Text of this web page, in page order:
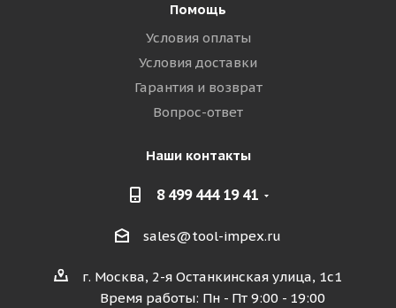
Помощь
Условия оплаты
Условия доставки
Гарантия и возврат
Вопрос-ответ
Наши контакты
8 499 444 19 41
sales@tool-impex.ru
г. Москва, 2-я Останкинская улица, 1с1
Время работы: Пн - Пт 9:00 - 19:00